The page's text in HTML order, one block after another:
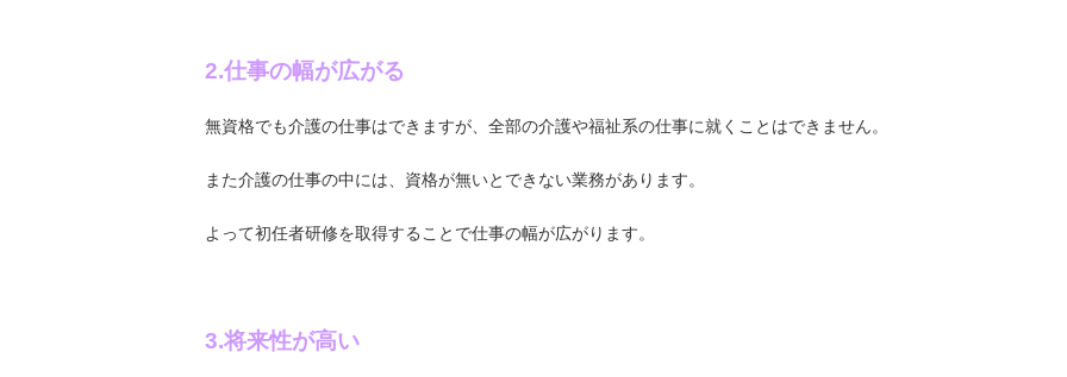
2.仕事の幅が広がる
無資格でも介護の仕事はできますが、全部の介護や福祉系の仕事に就くことはできません。
また介護の仕事の中には、資格が無いとできない業務があります。
よって初任者研修を取得することで仕事の幅が広がります。
3.将来性が高い